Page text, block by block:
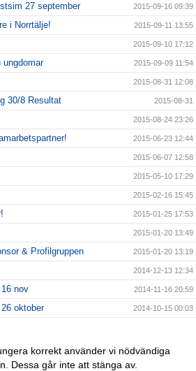
27 september 2015-09-16 09:39
i Norrtälje! 2015-09-11 13:55
2015-09-10 17:12
ungdomar 2015-09-09 11:54
2015-08-31 12:08
30/8 Resultat 2015-08-31
2015-08-24 23:26
2015-06-23 12:44
2015-06-07 12:58
2015-05-10 17:29
2015-02-16 15:45
2015-01-25 17:53
2015-01-20 13:49
& Profilgruppen 2015-01-20 13:19
2014-12-13 12:34
nov 2014-11-16 20:59
oktober 2014-10-15 00:03
2014-09-11 13:09
form av Poolkampen. 2014-09-11 13:08
korrekt använder vi nödvändiga
Dessa går inte att stänga av.